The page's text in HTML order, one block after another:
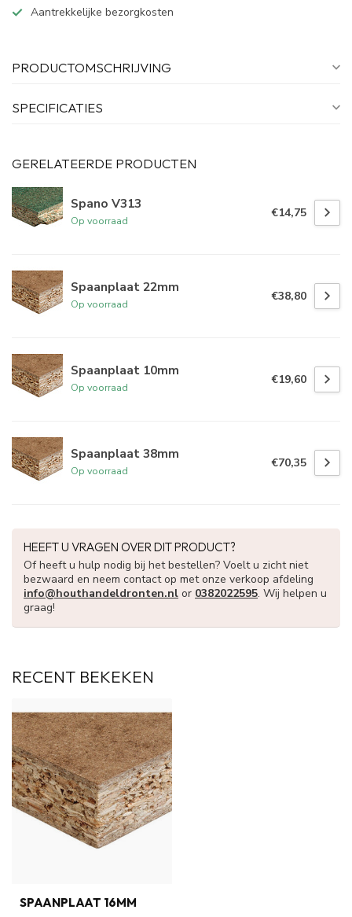
Aantrekkelijke bezorgkosten
PRODUCTOMSCHRIJVING
SPECIFICATIES
GERELATEERDE PRODUCTEN
Spano V313
Op voorraad
€14,75
Spaanplaat 22mm
Op voorraad
€38,80
Spaanplaat 10mm
Op voorraad
€19,60
Spaanplaat 38mm
Op voorraad
€70,35
HEEFT U VRAGEN OVER DIT PRODUCT?
Of heeft u hulp nodig bij het bestellen? Voelt u zicht niet
bezwaard en neem contact op met onze verkoop afdeling
info@houthandeldronten.nl or 0382022595. Wij helpen u
graag!
RECENT BEKEKEN
SPAANPLAAT 16MM